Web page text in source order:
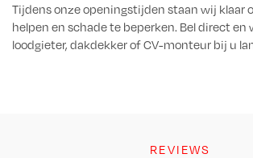
Tijdens onze openingstijden staan wij klaar
helpen en schade te beperken. Bel direct en
loodgieter, dakdekker of CV-monteur bij u
REVIEWS